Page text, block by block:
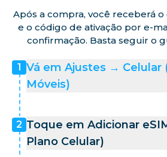
Após a compra, você receberá o
e o código de ativação por e-
confirmação. Basta seguir o
1 Vá em Ajustes → Celular
Móveis)
2 Toque em Adicionar
Plano Celular)